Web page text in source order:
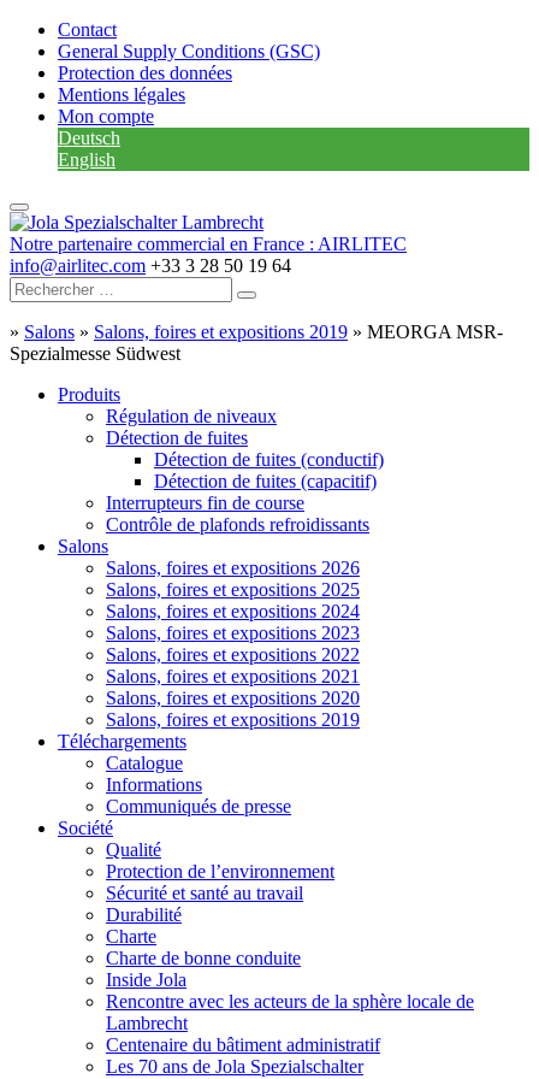
Contact
General Supply Conditions (GSC)
Protection des données
Mentions légales
Mon compte
Deutsch
English
Notre partenaire commercial en France : AIRLITEC
info@airlitec.com +33 3 28 50 19 64
» Salons » Salons, foires et expositions 2019 » MEORGA MSR-
Spezialmesse Südwest
Produits
Régulation de niveaux
Détection de fuites
Détection de fuites (conductif)
Détection de fuites (capacitif)
Interrupteurs fin de course
Contrôle de plafonds refroidissants
Salons
Salons, foires et expositions 2026
Salons, foires et expositions 2025
Salons, foires et expositions 2024
Salons, foires et expositions 2023
Salons, foires et expositions 2022
Salons, foires et expositions 2021
Salons, foires et expositions 2020
Salons, foires et expositions 2019
Téléchargements
Catalogue
Informations
Communiqués de presse
Société
Qualité
Protection de l’environnement
Sécurité et santé au travail
Durabilité
Charte
Charte de bonne conduite
Inside Jola
Rencontre avec les acteurs de la sphère locale de
Lambrecht
Centenaire du bâtiment administratif
Les 70 ans de Jola Spezialschalter